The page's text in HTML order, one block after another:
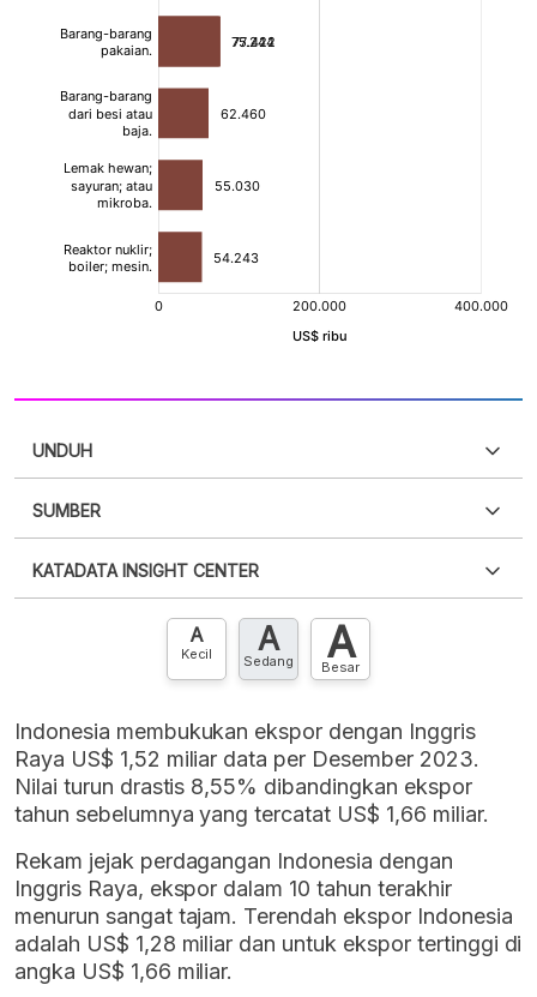
UNDUH
XLS
SUMBER
punya akun?Silakan Daftar sekarang
KATADATA INSIGHT CENTER
Hubungi sekarang »
A
Kecil A
Sedang A
Besar
Indonesia membukukan ekspor dengan Inggris
Raya US$ 1,52 miliar data per Desember 2023.
Nilai turun drastis 8,55% dibandingkan ekspor
tahun sebelumnya yang tercatat US$ 1,66 miliar.
Rekam jejak perdagangan Indonesia dengan
Inggris Raya, ekspor dalam 10 tahun terakhir
menurun sangat tajam. Terendah ekspor Indonesia
adalah US$ 1,28 miliar dan untuk ekspor tertinggi di
angka US$ 1,66 miliar.